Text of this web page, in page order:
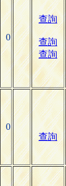
0
查詢
查詢
查詢
0
查詢